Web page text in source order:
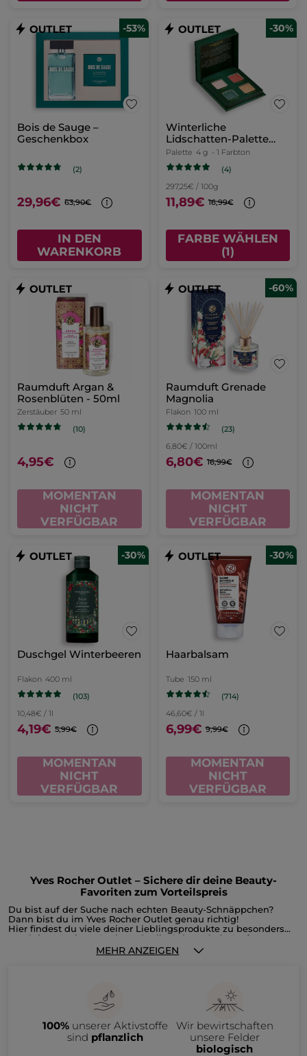
-53%
Bois de Sauge –
Geschenkbox
(2)
29,96€ 63,90€
IN DEN
WARENKORB
-30%
Winterliche
Lidschatten-Palette
Blick – Limited Edition
Palette 4 g - 1 Farbton
(4)
297,25€ / 100g
11,89€ 16,99€
FARBE WÄHLEN
(1)
Raumduft Argan &
Rosenblüten - 50ml
Zerstäuber 50 ml
(10)
4,95€
MOMENTAN
NICHT
VERFÜGBAR
-60%
Raumduft Grenade
Magnolia
Flakon 100 ml
(23)
6,80€ / 100ml
6,80€ 16,99€
MOMENTAN
NICHT
VERFÜGBAR
-30%
Duschgel Winterbeeren
Flakon 400 ml
(103)
10,48€ / 1l
4,19€ 5,99€
MOMENTAN
NICHT
VERFÜGBAR
-30%
Haarbalsam
Tube 150 ml
(714)
46,60€ / 1l
6,99€ 9,99€
MOMENTAN
NICHT
VERFÜGBAR
Yves Rocher Outlet – Sichere dir deine Beauty-
Favoriten zum Vorteilspreis
Du bist auf der Suche nach echten Beauty-Schnäppchen?
Dann bist du im Yves Rocher Outlet genau richtig!
Hier findest du viele deiner Lieblingsprodukte zu besonders
attraktiven Preisen. Du hast du die Gelegenheit, Parfums,
Gesichts- und Körperpflege, Make-up, Reste der
Weihnachtskollektion oder Accessoires reduziert zu shoppen,
Im Yves Rocher Outlet erwarten dich zahlreiche Beauty-
Produkte zu attraktiven Preisen, darunter:
• Gesichtspflege wie Tages- und Nachtcremes, Seren oder
Make-up-Entferner
• Haarpflege wie Shampoos, Spülungen und Haarmasken
• Make-up & Accessoires wie Foundation, Rouge, Lidschatten,
MEHR ANZEIGEN
100%unserer Aktivstoffe
sind pflanzlich
Wir bewirtschaften
unsere Felder
biologisch